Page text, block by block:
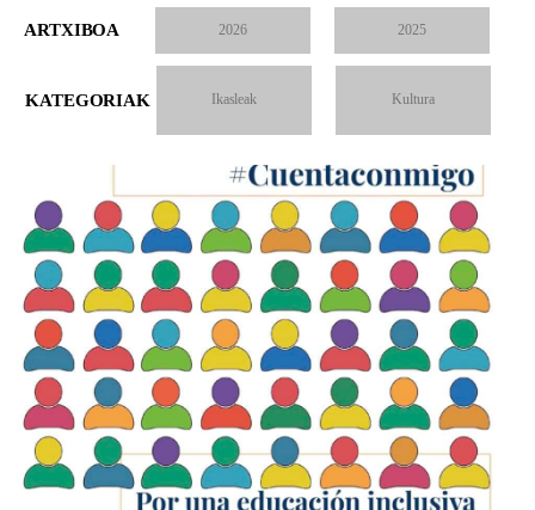
ARTXIBOA 2026 2025
KATEGORIAK Ikasleak Kultura